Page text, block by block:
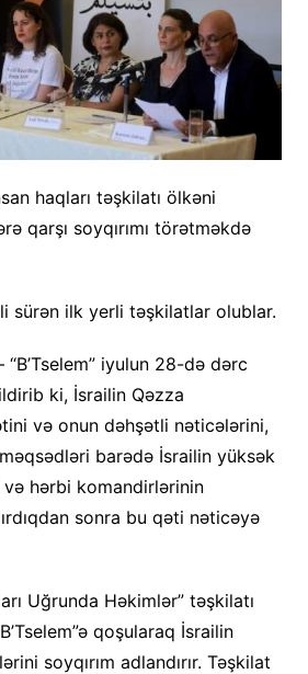
haqları təşkilatı ölkəni
qarşı soyqırımı törətməkdə
sürən ilk yerli təşkilatlar olublar.
iyulun 28-də dərc
ki, İsrailin Qəzza
və onun dəhşətli nəticələrini,
barədə İsrailin yüksək
hərbi komandirlərinin
sonra bu qəti nəticəyə
Uğrunda Həkimlər” təşkilatı
qoşularaq İsrailin
soyqırım adlandırır. Təşkilat